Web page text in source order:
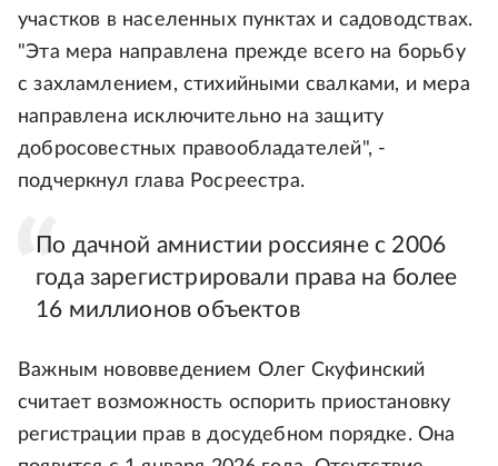
участков в населенных пунктах и садоводствах.
"Эта мера направлена прежде всего на борьбу
с захламлением, стихийными свалками, и мера
направлена исключительно на защиту
добросовестных правообладателей", -
подчеркнул глава Росреестра.
По дачной амнистии россияне с 2006
года зарегистрировали права на более
16 миллионов объектов
Важным нововведением Олег Скуфинский
считает возможность оспорить приостановку
регистрации прав в досудебном порядке. Она